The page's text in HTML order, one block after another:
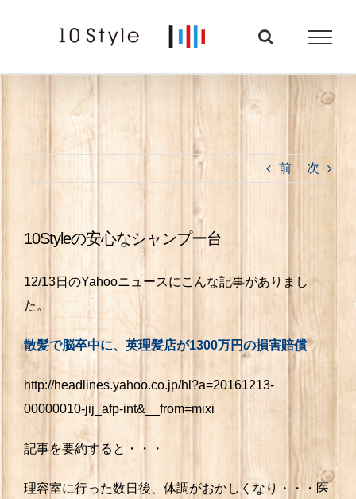
前 次
10Styleの安心なシャンプー台
12/13日のYahooニュースにこんな記事がありまし
た。
散髪で脳卒中に、英理髪店が1300万円の損害賠償
http://headlines.yahoo.co.jp/hl?a=20161213-
00000010-jij_afp-int&__from=mixi
記事を要約すると・・・
理容室に行った数日後、体調がおかしくなり・・・医